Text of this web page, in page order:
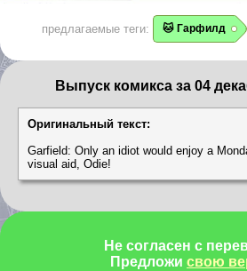
предлагаемые теги: 🐱 Гарфилд
Выпуск комикса за 04
Оригинальный текст:
Garfield: Only an idiot would enjoy a
visual aid, Odie!
Не согласен с
Предложи свою